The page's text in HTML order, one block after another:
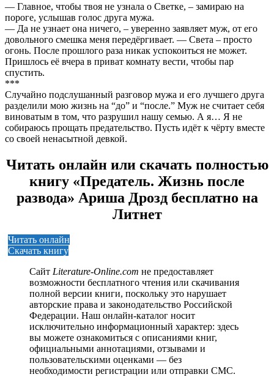
— Главное, чтобы твоя не узнала о Светке, – замираю на
пороге, услышав голос друга мужа.
— Да не узнает она ничего, – уверенно заявляет муж, от его
довольного смешка меня передёргивает. — Света – просто
огонь. После прошлого раза никак успокоиться не может.
Пришлось её вчера в приват комнату вести, чтобы пар
спустить.
***
Случайно подслушанный разговор мужа и его лучшего друга
разделили мою жизнь на “до” и “после.” Муж не считает себя
виноватым в том, что разрушил нашу семью. А я… Я не
собираюсь прощать предательство. Пусть идёт к чёрту вместе
со своей ненасытной девкой.
Читать онлайн или скачать полностью
книгу «Предатель. Жизнь после
развода» Ариша Дрозд бесплатно на
Литнет
Читать онлайн
Скачать книгу
Сайт Literature-Online.com не предоставляет
возможности бесплатного чтения или скачивания
полной версии книги, поскольку это нарушает
авторские права и законодательство Российской
Федерации. Наш онлайн-каталог носит
исключительно информационный характер: здесь
вы можете ознакомиться с описаниями книг,
официальными аннотациями, отзывами и
пользовательскими оценками — без
необходимости регистрации или отправки СМС.